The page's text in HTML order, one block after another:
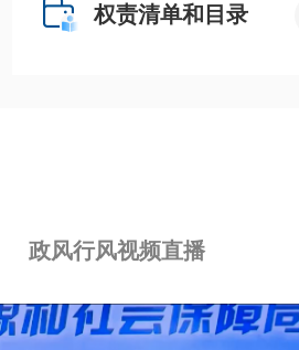
权责清单和目录
政风行风视频直播